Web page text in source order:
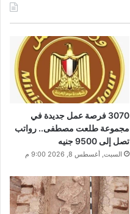
3070 فرصة عمل جديدة في
مجموعة طلعت مصطفى.. رواتب
تصل إلى 9500 جنيه
السبت, أغسطس 8, 2026 9:00 م